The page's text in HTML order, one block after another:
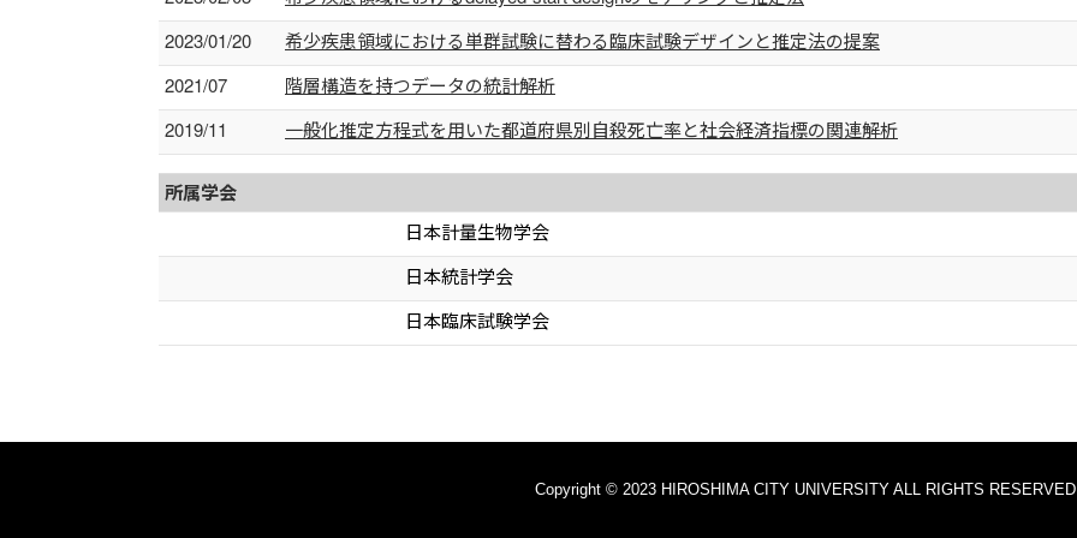
2023/01/20
希少疾患領域における単群試験に替わる臨床試験デザインと推定法の提案
2021/07
階層構造を持つデータの統計解析
2019/11
一般化推定方程式を用いた都道府県別自殺死亡率と社会経済指標の関連解析
所属学会
日本計量生物学会
日本統計学会
日本臨床試験学会
Copyright © 2023 HIROSHIMA CITY UNIVERSITY ALL RIGHTS